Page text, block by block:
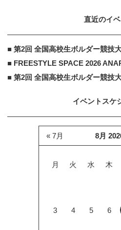
直近のイベ
■ 第2回 全国高校生ボルダー競技
■ FREESTYLE SPACE 2026
■ 第2回 全国高校生ボルダー競技
イベントスケ
8月
月 火 水 木
3 4 5 6
« 7月